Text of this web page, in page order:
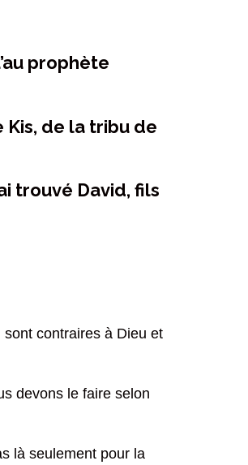
prophète
Kis, de la tribu de
trouvé David, fils
contraires à Dieu et
devons le faire selon
là seulement pour la